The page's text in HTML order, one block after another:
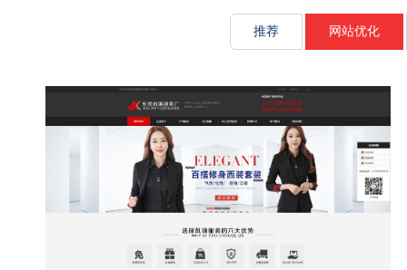
推荐 网站优化